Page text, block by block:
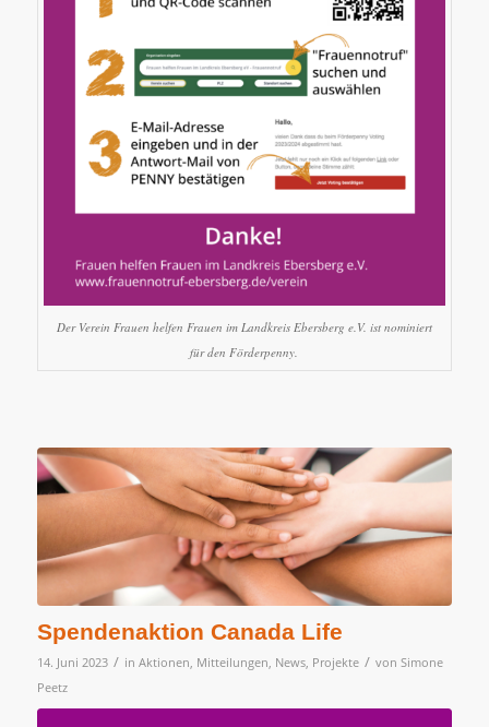
Der Verein Frauen helfen Frauen im Landkreis Ebersberg e.V. ist nominiert
für den Förderpenny.
Spendenaktion Canada Life
14. Juni 2023 / in Aktionen Mitteilungen News, Projekte / von Simone
Peetz